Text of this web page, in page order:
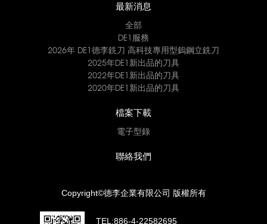
最新消息
全部
DE1服務
2026年 DE1德李銑刀 高科技專用型鎢鋼立銑刀
2025年DE1新出品的刀具
2022年DE1新出品的刀具
2020年DE1新出品的刀具
檔案下載
電子型錄
聯絡我們
Copyright©德李企業有限公司 版權所有
TEL:886-4-22582695